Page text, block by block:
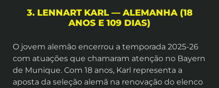
3. LENNART KARL — ALEMANHA (18
ANOS E 109 DIAS)
O jovem alemão encerrou a temporada 2025-26
com atuações que chamaram atenção no Bayern
de Munique. Com 18 anos, Karl representa a
aposta da seleção alemã na renovação do elenco